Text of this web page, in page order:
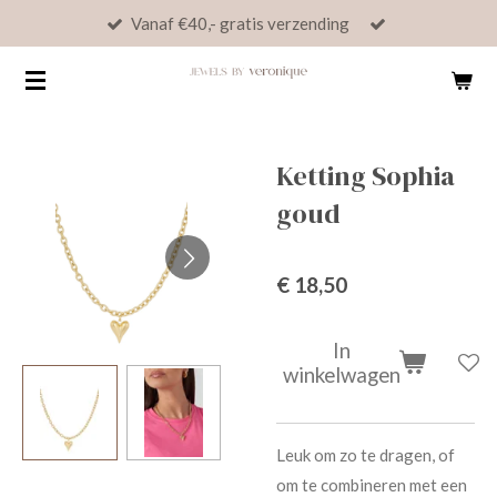
naar
Vanaf €40,- gratis verzending
Ketting Sophia
goud
€ 18,50
In
winkelwagen
Leuk om zo te dragen, of
om te combineren met een